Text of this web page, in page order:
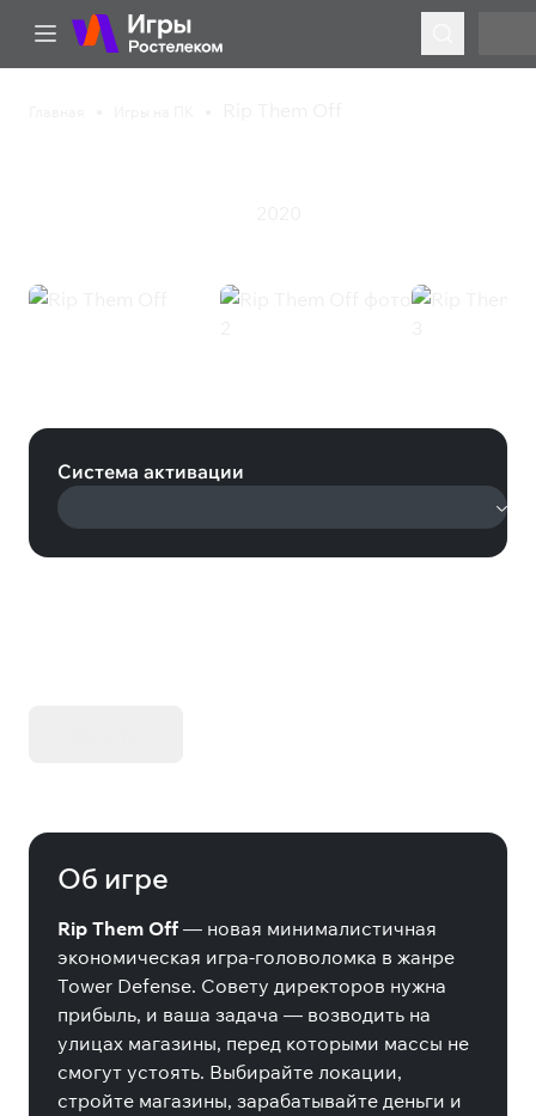
Система активации
Об игре
Rip Them Off — новая минималистичная
экономическая игра-головоломка в жанре
Tower Defense. Совету директоров нужна
прибыль, и ваша задача — возводить на
улицах магазины, перед которыми массы не
смогут устоять. Выбирайте локации,
стройте магазины, зарабатывайте деньги и